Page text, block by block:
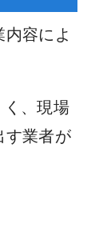
容によ
、現場
す業者が